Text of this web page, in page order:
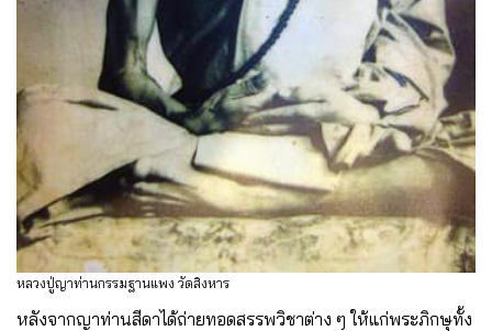
หลวงปู่ญาท่านกรรมฐานแพง วัดสิงหาร
หลังจากญาท่านสีดาได้ถ่ายทอดสรรพวิชาต่าง ๆ ให้แก่พระภิกษุทั้ง